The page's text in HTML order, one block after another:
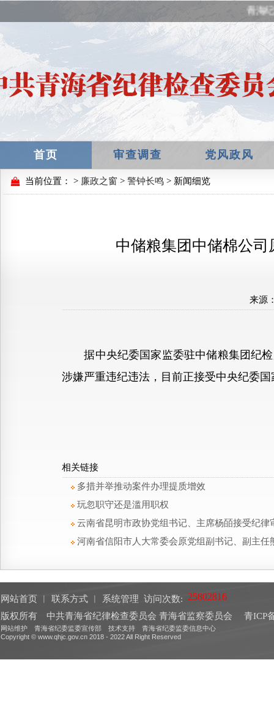
青海
首页 审查调查 党风政风
当前位置： > 廉政之窗 > 警钟长鸣 > 新闻细览
中储粮集团中储棉公
来源
据中央纪委国家监委驻中储粮集团纪检
涉嫌严重违纪违法，目前正接受中央纪委
相关链接
多措并举推动案件办理提质增效
玩忽职守还是滥用职权
云南省昆明市政协党组书记、主席杨皕接受纪律
河南省信阳市人大常委会原党组副书记、副主
网站首页 联系方式 系统管理 访问次数:
版权所有 中共青海省纪律检查委员会 青海省监察委员会
青ICP
网站维护 青海省纪委监委宣传部 技术支持 青海省纪委监委信息中心
Copyright © www.qhjc.gov.cn 2018 - 2022 All Right Reserved